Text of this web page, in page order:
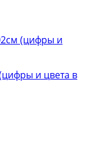
и цвета в